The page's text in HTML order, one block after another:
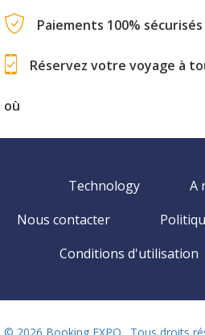
Paiements 100% sécurisés
Réservez votre voyage à
où
Technology
A
Nous contacter
Conditions d'utilisation